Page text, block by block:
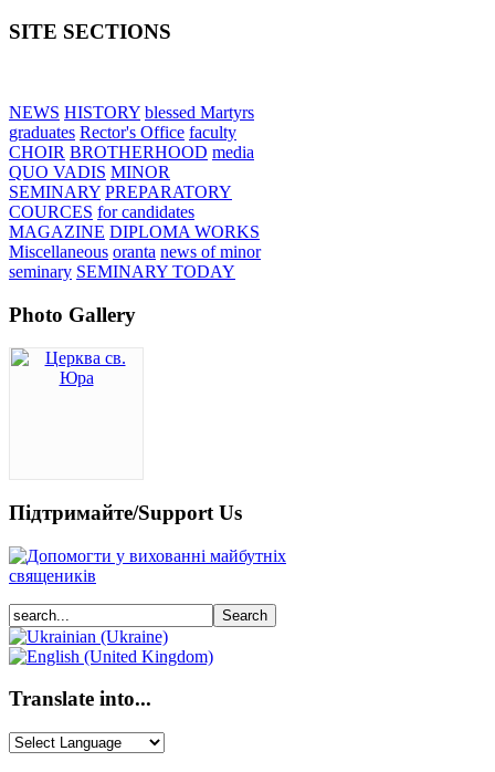
SITE SECTIONS
NEWS HISTORY blessed Martyrs
graduates Rector's Office faculty
CHOIR BROTHERHOOD media
QUO VADIS MINOR
SEMINARY PREPARATORY
COURCES for candidates
MAGAZINE DIPLOMA WORKS
Miscellaneous oranta news of minor
seminary SEMINARY TODAY
Photo Gallery
Підтримайте/Support Us
Translate into...